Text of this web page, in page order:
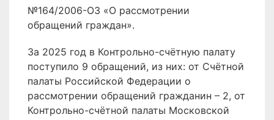
№164/2006-ОЗ «О рассмотрении
обращений граждан».
За 2025 год в Контрольно-счётную палату
поступило 9 обращений, из них: от Счётной
палаты Российской Федерации о
рассмотрении обращений гражданин – 2, от
Контрольно-счётной палаты Московской